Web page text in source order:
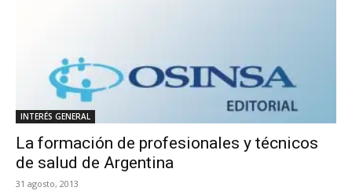
INTERÉS GENERAL
La formación de profesionales y técnicos
de salud de Argentina
31 agosto, 2013